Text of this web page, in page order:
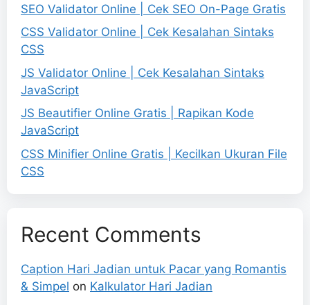
SEO Validator Online | Cek SEO On-Page Gratis
CSS Validator Online | Cek Kesalahan Sintaks
CSS
JS Validator Online | Cek Kesalahan Sintaks
JavaScript
JS Beautifier Online Gratis | Rapikan Kode
JavaScript
CSS Minifier Online Gratis | Kecilkan Ukuran File
CSS
Recent Comments
Caption Hari Jadian untuk Pacar yang Romantis
& Simpel on Kalkulator Hari Jadian